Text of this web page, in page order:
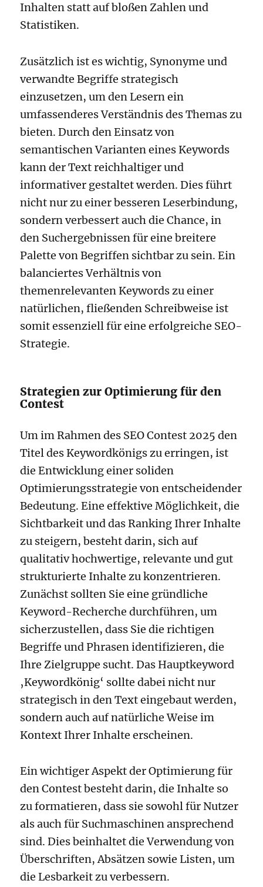
Inhalten statt auf bloßen Zahlen und
Statistiken.
Zusätzlich ist es wichtig, Synonyme und
verwandte Begriffe strategisch
einzusetzen, um den Lesern ein
umfassenderes Verständnis des Themas zu
bieten. Durch den Einsatz von
semantischen Varianten eines Keywords
kann der Text reichhaltiger und
informativer gestaltet werden. Dies führt
nicht nur zu einer besseren Leserbindung,
sondern verbessert auch die Chance, in
den Suchergebnissen für eine breitere
Palette von Begriffen sichtbar zu sein. Ein
balanciertes Verhältnis von
themenrelevanten Keywords zu einer
natürlichen, fließenden Schreibweise ist
somit essenziell für eine erfolgreiche SEO-
Strategie.
Strategien zur Optimierung für den
Contest
Um im Rahmen des SEO Contest 2025 den
Titel des Keywordkönigs zu erringen, ist
die Entwicklung einer soliden
Optimierungsstrategie von entscheidender
Bedeutung. Eine effektive Möglichkeit, die
Sichtbarkeit und das Ranking Ihrer Inhalte
zu steigern, besteht darin, sich auf
qualitativ hochwertige, relevante und gut
strukturierte Inhalte zu konzentrieren.
Zunächst sollten Sie eine gründliche
Keyword-Recherche durchführen, um
sicherzustellen, dass Sie die richtigen
Begriffe und Phrasen identifizieren, die
Ihre Zielgruppe sucht. Das Hauptkeyword
‚Keywordkönig‘ sollte dabei nicht nur
strategisch in den Text eingebaut werden,
sondern auch auf natürliche Weise im
Kontext Ihrer Inhalte erscheinen.
Ein wichtiger Aspekt der Optimierung für
den Contest besteht darin, die Inhalte so
zu formatieren, dass sie sowohl für Nutzer
als auch für Suchmaschinen ansprechend
sind. Dies beinhaltet die Verwendung von
Überschriften, Absätzen sowie Listen, um
die Lesbarkeit zu verbessern.